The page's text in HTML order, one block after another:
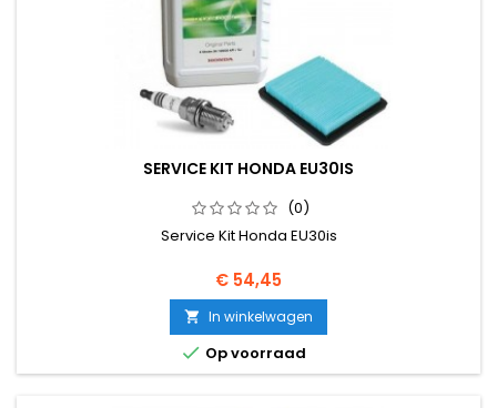
SERVICE KIT HONDA EU30IS
(0)
Service Kit Honda EU30is
Prijs
€ 54,45
 In winkelwagen
 Op voorraad